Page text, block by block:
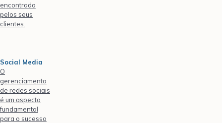
encontrado
pelos seus
clientes.
Social Media
O
gerenciamento
de redes sociais
é um aspecto
fundamental
para o sucesso